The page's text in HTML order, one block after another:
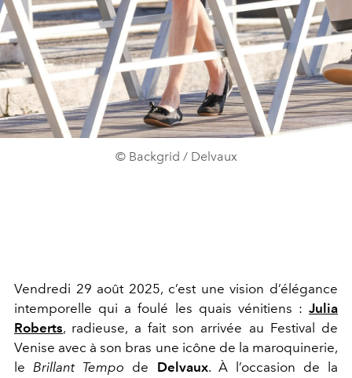
© Backgrid / Delvaux
Vendredi 29 août 2025, c’est une vision d’élégance
intemporelle qui a foulé les quais vénitiens : Julia
Roberts, radieuse, a fait son arrivée au Festival de
Venise avec à son bras une icône de la maroquinerie,
leBrillant Tempo de Delvaux. À l’occasion de la